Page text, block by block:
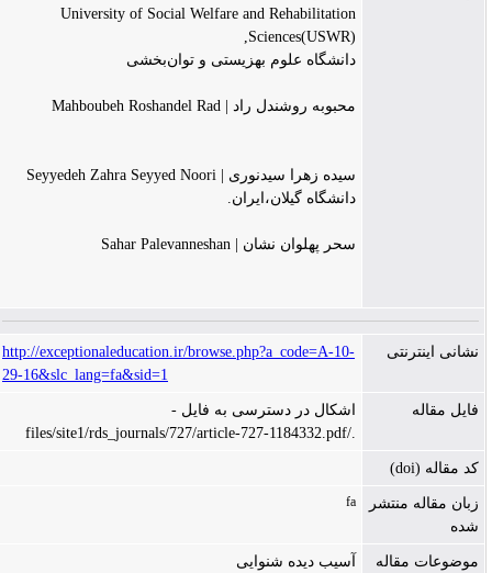
University of Social Welfare and Rehabilitation
Sciences(USWR),
دانشگاه علوم بهزیستی و توان‌بخشی
محبوبه روشندل راد | Mahboubeh Roshandel Rad
سیده زهرا سیدنوری | Seyyedeh Zahra Seyyed Noori
دانشگاه گیلان،ایران.
سحر پهلوان نشان | Sahar Palevanneshan
نشانی اینترنتی
http://exceptionaleducation.ir/browse.php?a_code=A-10-
29-16&slc_lang=fa&sid=1
فایل مقاله
اشکال در دسترسی به فایل -
کد مقاله (doi)
زبان مقاله منتشر
شده
موضوعات مقاله
آسیب دیده شنوایی